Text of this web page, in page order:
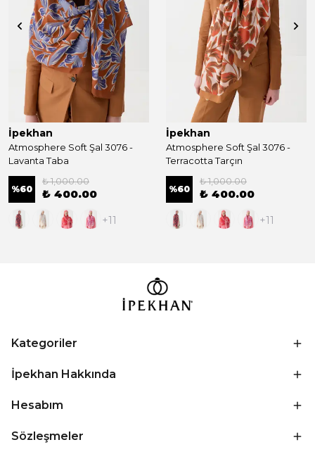
İpekhan
Atmosphere Soft Şal 3076 -
Lavanta Taba
%60
₺ 1,000.00
₺ 400.00
+11
İpekhan
Atmosphere Soft Şal 3076 -
Terracotta Tarçın
%60
₺ 1,000.00
₺ 400.00
+11
Kategoriler
İpekhan Hakkında
Hesabım
Sözleşmeler